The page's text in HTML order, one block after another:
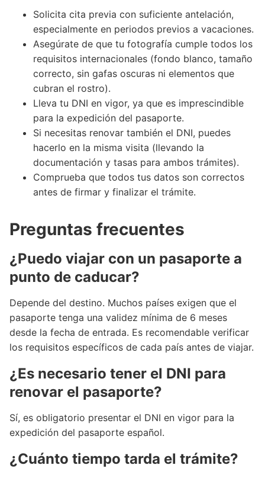
Solicita cita previa con suficiente antelación,
especialmente en periodos previos a vacaciones.
Asegúrate de que tu fotografía cumple todos los
requisitos internacionales (fondo blanco, tamaño
correcto, sin gafas oscuras ni elementos que
cubran el rostro).
Lleva tu DNI en vigor, ya que es imprescindible
para la expedición del pasaporte.
Si necesitas renovar también el DNI, puedes
hacerlo en la misma visita (llevando la
documentación y tasas para ambos trámites).
Comprueba que todos tus datos son correctos
antes de firmar y finalizar el trámite.
Preguntas frecuentes
¿Puedo viajar con un pasaporte a
punto de caducar?
Depende del destino. Muchos países exigen que el
pasaporte tenga una validez mínima de 6 meses
desde la fecha de entrada. Es recomendable verificar
los requisitos específicos de cada país antes de viajar.
¿Es necesario tener el DNI para
renovar el pasaporte?
Sí, es obligatorio presentar el DNI en vigor para la
expedición del pasaporte español.
¿Cuánto tiempo tarda el trámite?